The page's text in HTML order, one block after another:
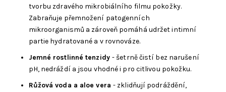
tvorbu zdravého mikrobiálního filmu pokožky.
Zabraňuje přemnožení patogenních
mikroorganismů a zároveň pomáhá udržet intimní
partie hydratované a v rovnováze.
Jemné rostlinné tenzidy - šetrně čistí bez narušení
pH, nedráždí a jsou vhodné i pro citlivou pokožku.
Růžová voda a aloe vera - zklidňují podráždění,